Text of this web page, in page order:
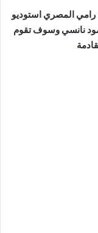
رامي المصري استوديو
نانسي وسوف تقوم